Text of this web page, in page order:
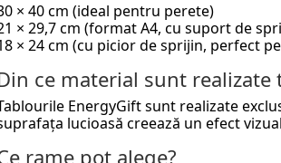
× 40 cm (ideal pentru perete)
× 29,7 cm (format A4, cu suport de
× 24 cm (cu picior de sprijin, perfect
ce material sunt realizate
EnergyGift sunt realizate
lucioasă creează un efect
rame pot alege?